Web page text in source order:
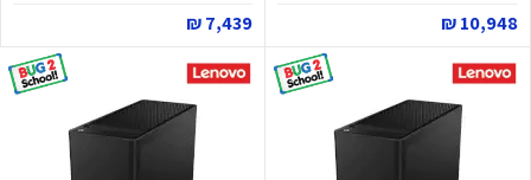
10,948 ₪
7,439 ₪